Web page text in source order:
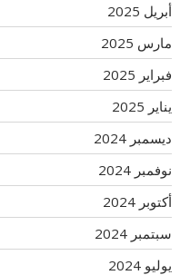
أبريل 2025
مارس 2025
فبراير 2025
يناير 2025
ديسمبر 2024
نوفمبر 2024
أكتوبر 2024
سبتمبر 2024
يوليو 2024